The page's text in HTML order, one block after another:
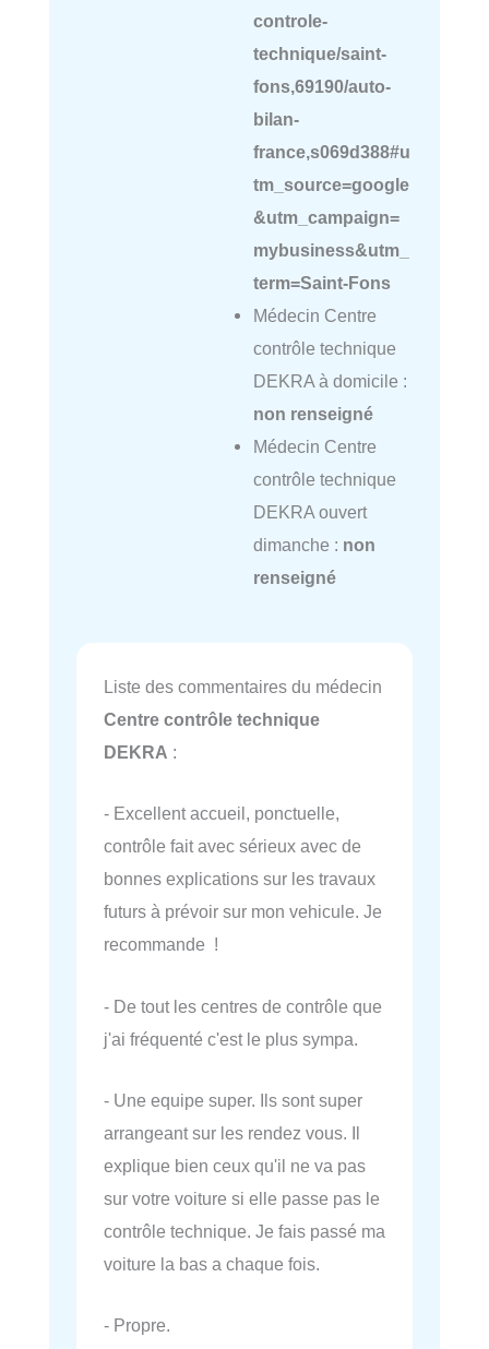
controle-
technique/saint-
fons,69190/auto-
bilan-
france,s069d388#u
tm_source=google
&utm_campaign=
mybusiness&utm_
term=Saint-Fons
Médecin Centre
contrôle technique
DEKRA à domicile :
non renseigné
Médecin Centre
contrôle technique
DEKRA ouvert
dimanche : non
renseigné
Liste des commentaires du médecin
Centre contrôle technique
DEKRA :
- Excellent accueil, ponctuelle,
contrôle fait avec sérieux avec de
bonnes explications sur les travaux
futurs à prévoir sur mon vehicule. Je
recommande !
- De tout les centres de contrôle que
j'ai fréquenté c'est le plus sympa.
- Une equipe super. Ils sont super
arrangeant sur les rendez vous. Il
explique bien ceux qu'il ne va pas
sur votre voiture si elle passe pas le
contrôle technique. Je fais passé ma
voiture la bas a chaque fois.
- Propre.